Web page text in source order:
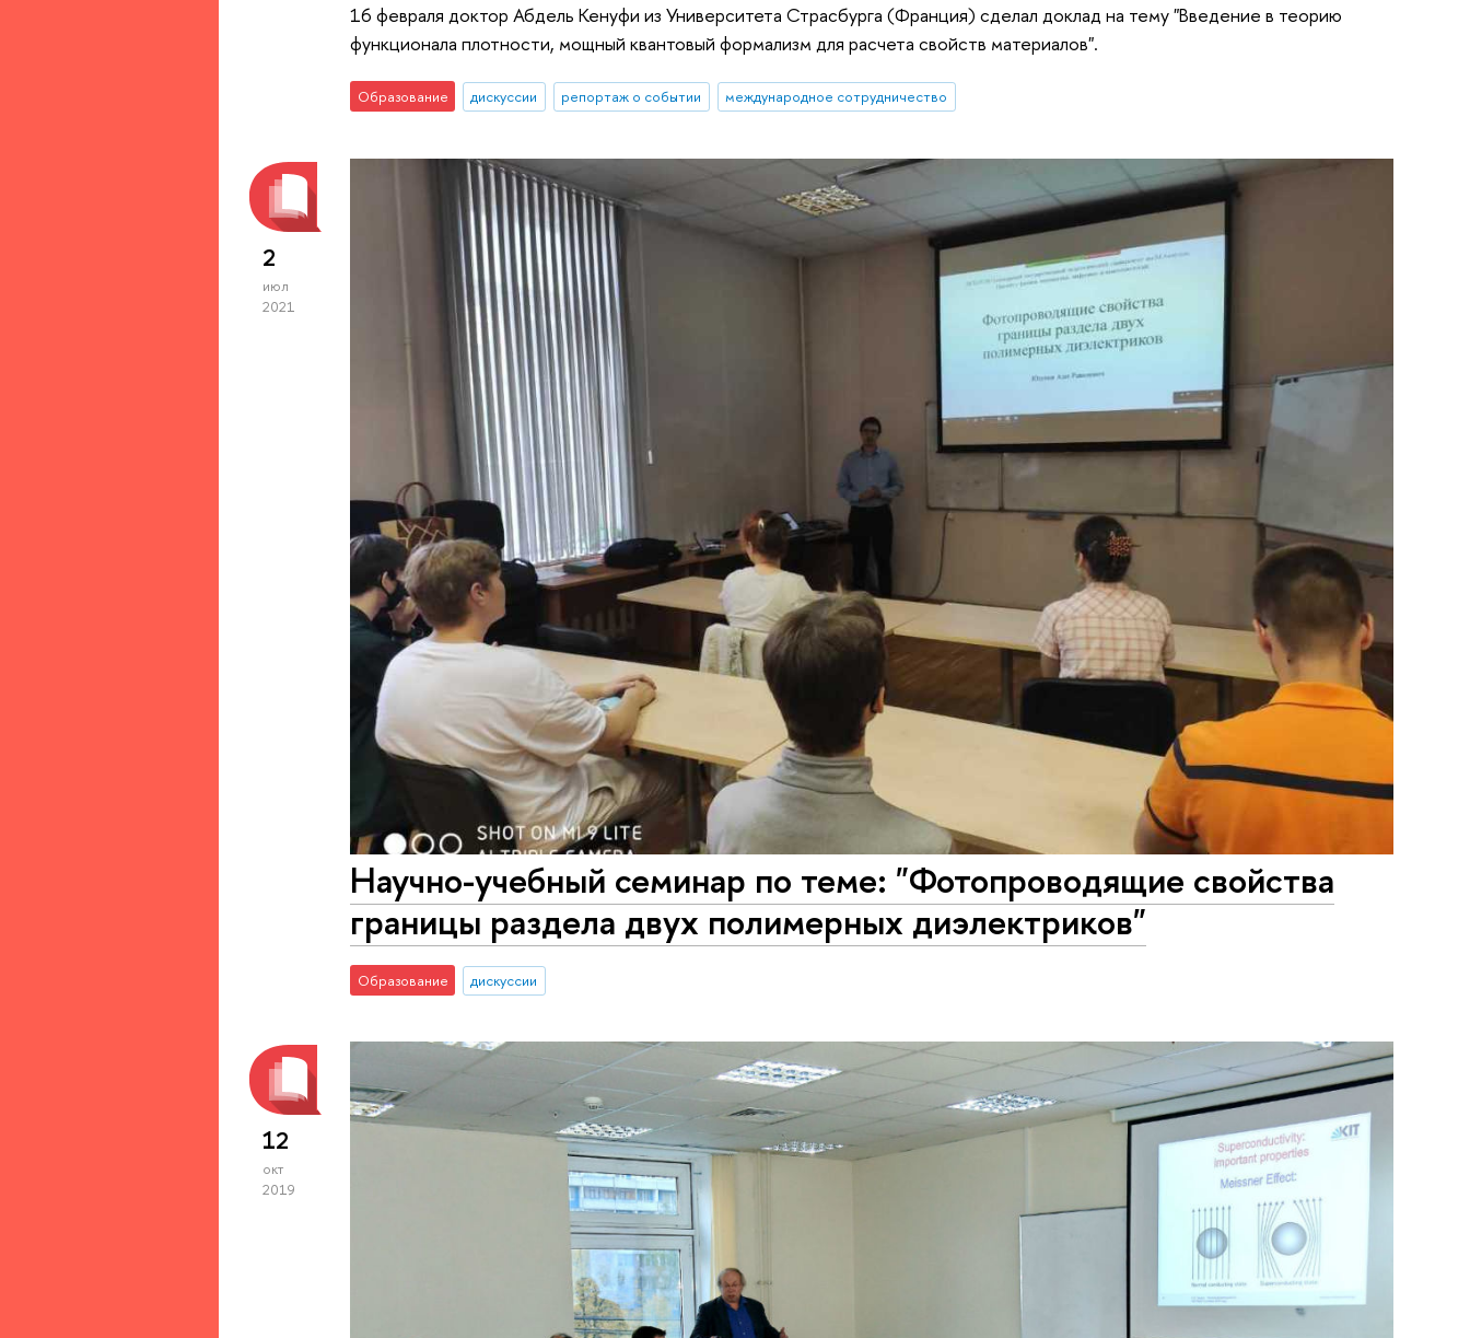
16 февраля доктор Абдель Кенуфи из Университета Страсбурга (Франция) сделал доклад на тему "Введение в теорию
функционала плотности, мощный квантовый формализм для расчета свойств материалов".
Образование дискуссии репортаж о событии международное сотрудничество
2
июл
2021
Научно-учебный семинар по теме: "Фотопроводящие свойства
границы раздела двух полимерных диэлектриков"
Образование дискуссии
12
окт
2019